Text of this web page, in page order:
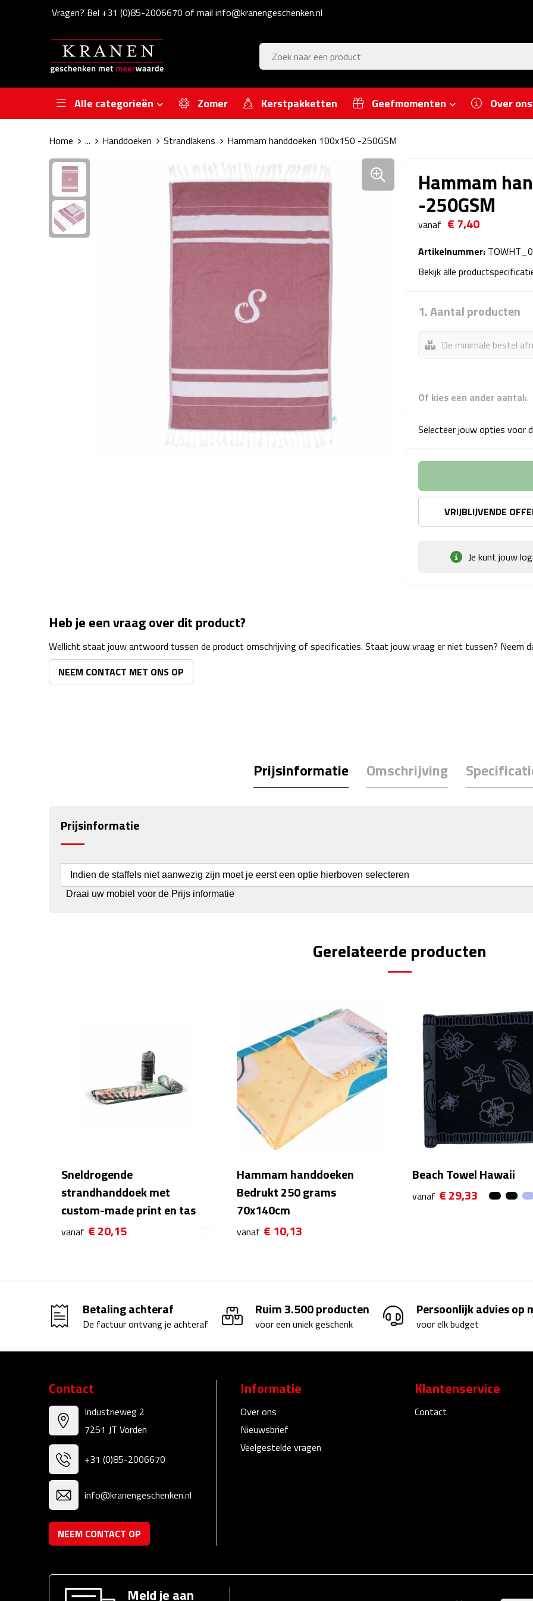
Vragen? Bel +31 (0)85-2006670 of mail info@kranengeschenken.nl
Alle categorieën Zomer Kerstpakketten Geefmomenten Over ons
Home ... Handdoeken Strandlakens Hammam handdoeken 100x150 -250GSM
Hammam
-250GSM
vanaf € 7,40
Artikelnummer:
Bekijk alle
1. Aantal producten
De minimale bestel
Of kies een ander aantal:
Selecteer jouw opties voor
VRIJBLIJVENDE
Je kunt jouw
Heb je een vraag over dit product?
Wellicht staat jouw antwoord tussen de product omschrijving of specificaties. Staat jouw vraag er niet tussen? Neem
NEEM CONTACT MET ONS OP
Prijsinformatie Omschrijving
Prijsinformatie
Indien de staffels niet aanwezig zijn moet je eerst een optie hierboven selecteren
Draai uw mobiel voor de Prijs informatie
Gerelateerde producten
Sneldrogende
strandhanddoek met
custom-made print en tas
vanaf € 20,15
Hammam handdoeken
Bedrukt 250 grams
70x140cm
vanaf € 10,13
Beach Towel Hawaii
vanaf € 29,33
Betaling achteraf
De factuur ontvang je achteraf
Ruim 3.500 producten
voor een uniek geschenk
Persoonlijk advies op
voor elk budget
Contact
Industrieweg 2
7251 JT Vorden
+31 (0)85-2006670
info@kranengeschenken.nl
NEEM CONTACT OP
Informatie
Over ons
Nieuwsbrief
Veelgestelde vragen
Klantenservice
Contact
Meld je aan